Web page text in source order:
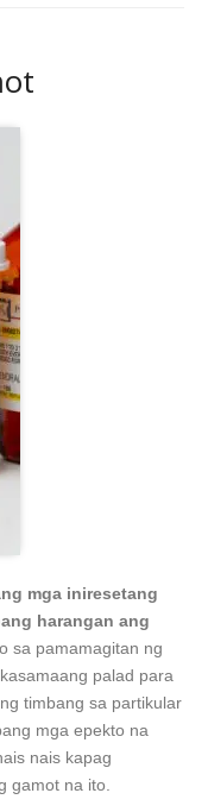
mga iniresetang
harangan ang
sa pamamagitan ng
palad para
timbang sa partikular
mga epekto na
nais kapag
gamot na ito.